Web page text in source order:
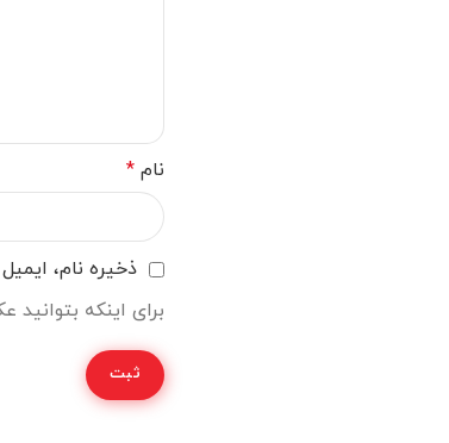
نام *
ذخیره نام،
برای اینکه